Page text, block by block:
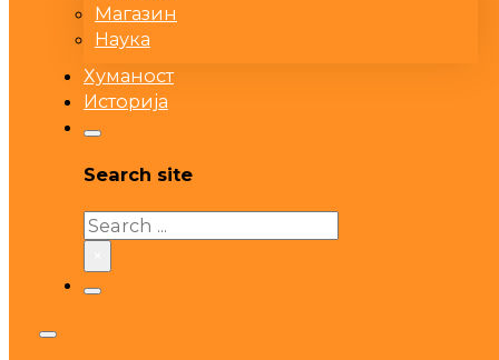
Магазин
Наука
Хуманост
Историја
Search site
Search